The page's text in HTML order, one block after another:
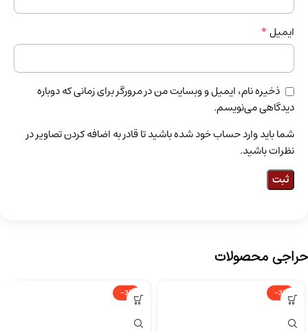
ایمیل*
ذخیره نام، ایمیل و وبسایت من در مرورگر برای زمانی که دوباره
دیدگاهی می‌نویسم.
شما باید وارد حساب خود شده باشید تا قادر به اضافه کردن تصاویر در
نظرات باشید.
حراجی محصولات
-3%
-3%